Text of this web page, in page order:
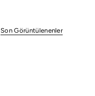
Son Görüntülenenler